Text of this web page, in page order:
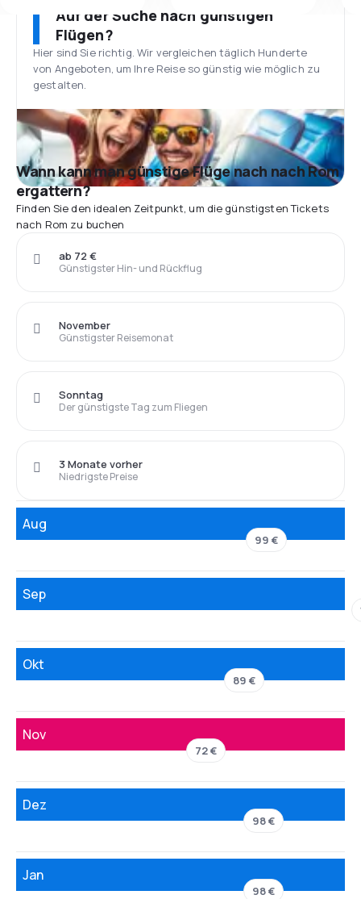
Auf der Suche nach günstigen
Flügen?
Hier sind Sie richtig. Wir vergleichen täglich Hunderte
von Angeboten, um Ihre Reise so günstig wie möglich zu
gestalten.
Wann kann man günstige Flüge nach nach Rom
ergattern?
Finden Sie den idealen Zeitpunkt, um die günstigsten Tickets
nach Rom zu buchen
Günstigster Hin- und Rückflug
ab 72 €
Günstigster Reisemonat
November
Der günstigste Tag zum Fliegen
Sonntag
Niedrigste Preise
3 Monate vorher
Aug
99 €
Sep
Okt
89 €
Nov
72 €
Dez
98 €
Jan
98 €